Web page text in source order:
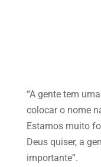
“A gente tem
colocar o nome
Estamos muito
Deus quiser, a
importante”.